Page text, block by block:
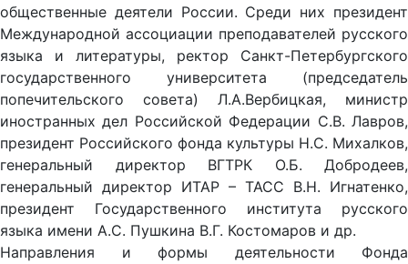
общественные деятели России. Среди них президент
Международной ассоциации преподавателей русского
языка и литературы, ректор Санкт-Петербургского
государственного университета (председатель
попечительского совета) Л.А.Вербицкая, министр
иностранных дел Российской Федерации С.В. Лавров,
президент Российского фонда культуры Н.С. Михалков,
генеральный директор ВГТРК О.Б. Добродеев,
генеральный директор ИТАР – ТАСС В.Н. Игнатенко,
президент Государственного института русского
языка имени А.С. Пушкина В.Г. Костомаров и др.
Направления и формы деятельности Фонда